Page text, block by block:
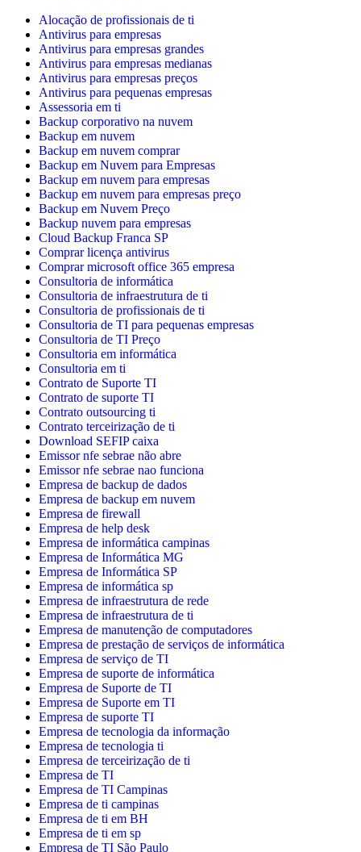
Alocação de profissionais de ti
Antivirus para empresas
Antivirus para empresas grandes
Antivirus para empresas medianas
Antivirus para empresas preços
Antivirus para pequenas empresas
Assessoria em ti
Backup corporativo na nuvem
Backup em nuvem
Backup em nuvem comprar
Backup em Nuvem para Empresas
Backup em nuvem para empresas
Backup em nuvem para empresas preço
Backup em Nuvem Preço
Backup nuvem para empresas
Cloud Backup Franca SP
Comprar licença antivirus
Comprar microsoft office 365 empresa
Consultoria de informática
Consultoria de infraestrutura de ti
Consultoria de profissionais de ti
Consultoria de TI para pequenas empresas
Consultoria de TI Preço
Consultoria em informática
Consultoria em ti
Contrato de Suporte TI
Contrato de suporte TI
Contrato outsourcing ti
Contrato terceirização de ti
Download SEFIP caixa
Emissor nfe sebrae não abre
Emissor nfe sebrae nao funciona
Empresa de backup de dados
Empresa de backup em nuvem
Empresa de firewall
Empresa de help desk
Empresa de informática campinas
Empresa de Informática MG
Empresa de Informática SP
Empresa de informática sp
Empresa de infraestrutura de rede
Empresa de infraestrutura de ti
Empresa de manutenção de computadores
Empresa de prestação de serviços de informática
Empresa de serviço de TI
Empresa de suporte de informática
Empresa de Suporte de TI
Empresa de Suporte em TI
Empresa de suporte TI
Empresa de tecnologia da informação
Empresa de tecnologia ti
Empresa de terceirização de ti
Empresa de TI
Empresa de TI Campinas
Empresa de ti campinas
Empresa de ti em BH
Empresa de ti em sp
Empresa de TI São Paulo